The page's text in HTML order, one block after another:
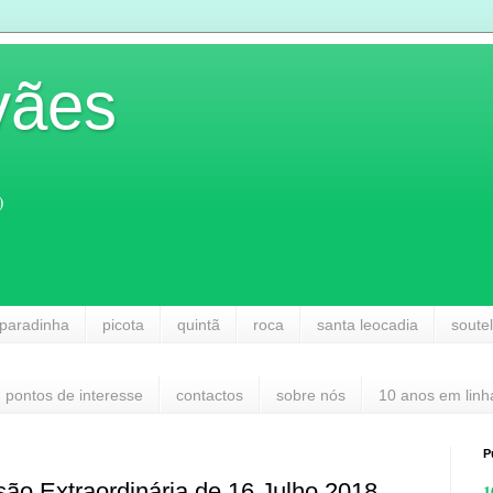
picota quintã roca santa leocadia
pontos de interesse contactos sobre nós 10 anos em